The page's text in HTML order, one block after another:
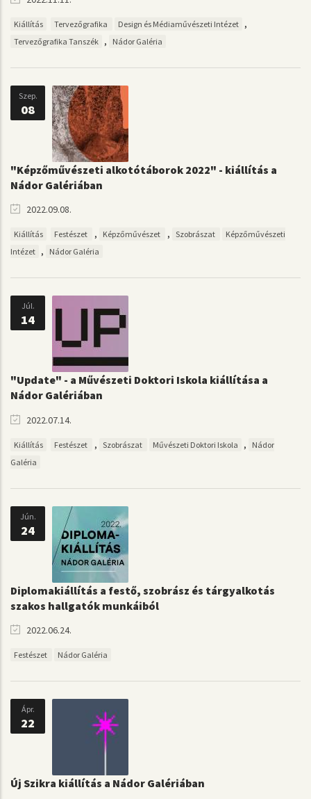
Kiállítás Tervezőgrafika Design és Médiaművészeti Intézet ,
Tervezőgrafika Tanszék , Nádor Galéria
Szep.
08
"Képzőművészeti alkotótáborok 2022" - kiállítás a
Nádor Galériában
2022.09.08.
Kiállítás Festészet , Képzőművészet , Szobrászat
Képzőművészeti
Intézet , Nádor Galéria
Júl.
14
"Update" - a Művészeti Doktori Iskola kiállítása a
Nádor Galériában
2022.07.14.
Kiállítás Festészet , Szobrászat Művészeti Doktori Iskola ,
Nádor
Galéria
Jún.
24
Diplomakiállítás a festő, szobrász és tárgyalkotás
szakos hallgatók munkáiból
2022.06.24.
Festészet Nádor Galéria
Ápr.
22
Új Szikra kiállítás a Nádor Galériában